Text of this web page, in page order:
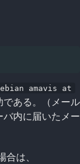
amavis at
ある。（メール
内に届いたメー
は、